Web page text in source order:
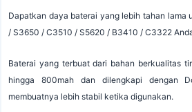
Dapatkan daya baterai yang lebih tahan lama
/ S3650 / C3510 / S5620 / B3410 / C3322
Baterai yang terbuat dari bahan berkualitas
hingga 800mah dan dilengkapi dengan
membuatnya lebih stabil ketika digunakan.